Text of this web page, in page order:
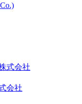
式会社
会社